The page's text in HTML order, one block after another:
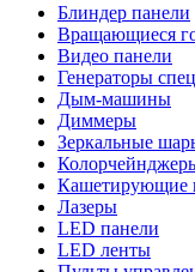
Блиндер панели
Вращающиеся
Видео панели
Генераторы
Дым-машины
Диммеры
Зеркальные
Кашетирующие
Лазеры
LED панели
LED ленты